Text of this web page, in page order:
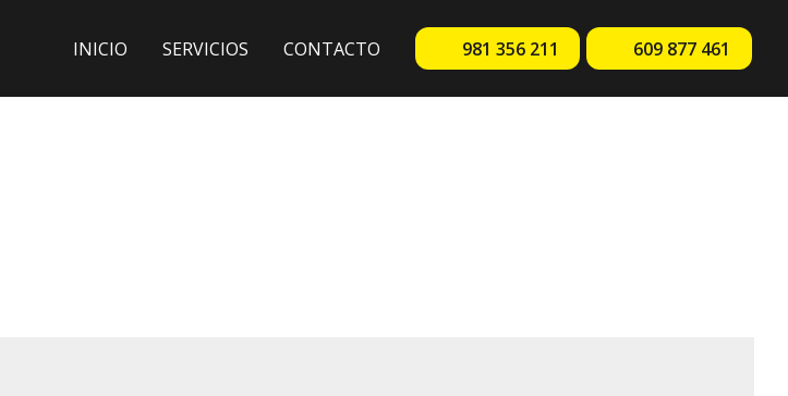
INICIO SERVICIOS CONTACTO 981 356 211 609 877 461